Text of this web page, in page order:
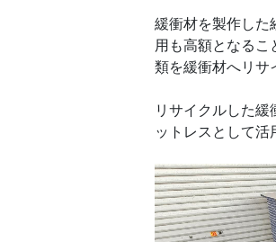
緩衝材を製作した
用も高額となる
類を緩衝材へリサ
リサイクルした
ットレスとして活